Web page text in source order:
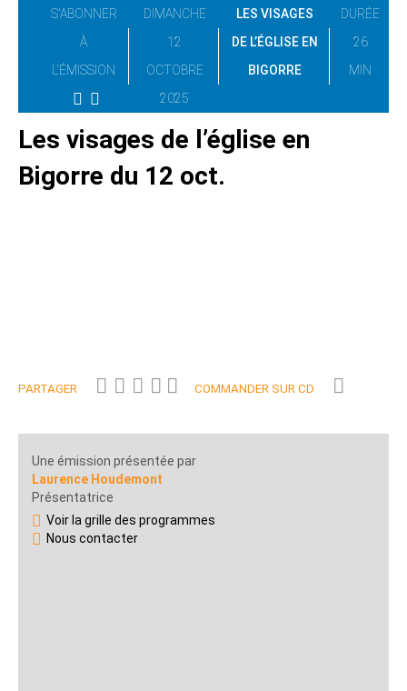
S'ABONNER
À
L'ÉMISSION
DIMANCHE
12
OCTOBRE
2025
LES VISAGES
DE L’ÉGLISE EN
BIGORRE
DURÉE
26
MIN
Les visages de l’église en
Bigorre du 12 oct.
PARTAGER COMMANDER SUR CD
Une émission présentée par
Laurence Houdemont
Présentatrice
Voir la grille des programmes
Nous contacter